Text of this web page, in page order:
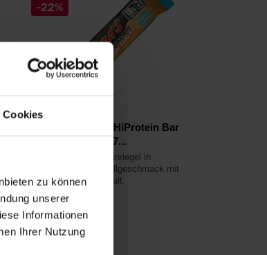
Cookies
zu können
unserer
Informationen
Ihrer Nutzung
-22%
Mars
Mars Low Sugar HiProtein Bar
Salted Caramel 57...
Leckerer Mars Proteinriegel in
gesalzenem Karamellgeschmack mit
geringem Zuckergehalt.
2,19
2,79
Auf Lager